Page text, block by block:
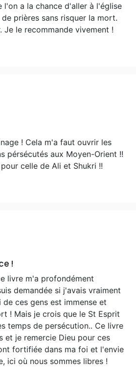
a la chance d'aller à l'église
prières sans risquer la mort.
Je le recommande vivement !
! Cela m'a faut ouvrir les
pérsécutés aux Moyen-Orient !!
celle de Ali et Shukri !!
!
livre m'a profondément
demandée si j'avais vraiment
ces gens est immense et
! Mais je crois que le St Esprit
temps de persécution.. Ce livre
et je remercie Dieu pour ces
fortifiée dans ma foi et l'envie
ici où nous sommes libres !